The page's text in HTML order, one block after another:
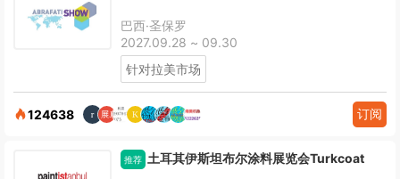
巴西·圣保罗
2027.09.28 ~ 09.30
针对拉美市场
124638 订阅
推荐 土耳其伊斯坦布尔涂料展览会Turkcoat